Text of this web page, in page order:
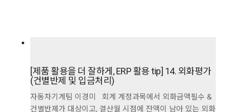
[제품 활용을 더 잘하게, ERP 활용 tip] 14. 외화평가
(건별반제 및 입금처리)
자동차기계팀 이경미 회계 계정과목에서 외화금액필수 &
건별반제가 대상이고, 결산월 시점에 잔액이 남아 있는 외화